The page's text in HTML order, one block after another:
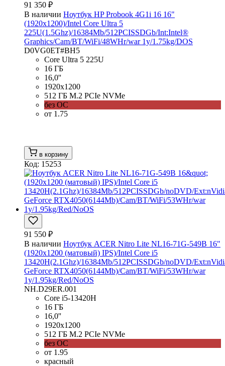
91 350 ₽
В наличии Ноутбук HP Probook 4G1i 16 16"
(1920x1200)/Intel Core Ultra 5
225U(1.5Ghz)/16384Mb/512PCISSDGb/Int:Intel®
Graphics/Cam/BT/WiFi/48WHr/war 1y/1.75kg/DOS
D0VG0ET#BH5
Core Ultra 5 225U
16 ГБ
16,0''
1920x1200
512 ГБ M.2 PCIe NVMe
без ОС
от 1.75
в корзину
Код: 15253
91 550 ₽
В наличии Ноутбук ACER Nitro Lite NL16-71G-549B 16"
(1920x1200 (матовый) IPS)/Intel Core i5
13420H(2.1Ghz)/16384Mb/512PCISSDGb/noDVD/
GeForce RTX4050(6144Mb)/Cam/BT/WiFi/53WHr/war
1y/1.95kg/Red/NoOS
NH.D29ER.001
Core i5-13420H
16 ГБ
16,0''
1920x1200
512 ГБ M.2 PCIe NVMe
без ОС
от 1.95
красный